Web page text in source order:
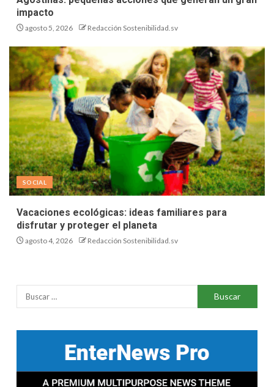
impacto
agosto 5, 2026 Redacción Sostenibilidad.sv
SOCIAL
Vacaciones ecológicas: ideas familiares para
disfrutar y proteger el planeta
agosto 4, 2026 Redacción Sostenibilidad.sv